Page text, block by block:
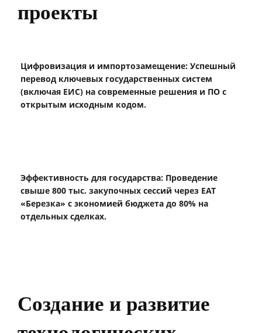
проекты
Цифровизация и импортозамещение: Успешный
перевод ключевых государственных систем
(включая ЕИС) на современные решения и ПО с
открытым исходным кодом.
Эффективность для государства: Проведение
свыше 800 тыс. закупочных сессий через ЕАТ
«Березка» с экономией бюджета до 80% на
отдельных сделках.
Создание и развитие